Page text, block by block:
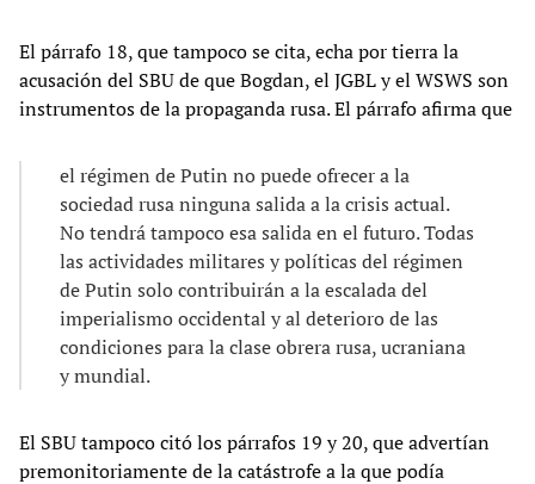
El párrafo 18, que tampoco se cita, echa por tierra la
acusación del SBU de que Bogdan, el JGBL y el WSWS son
instrumentos de la propaganda rusa. El párrafo afirma que
el régimen de Putin no puede ofrecer a la
sociedad rusa ninguna salida a la crisis actual.
No tendrá tampoco esa salida en el futuro. Todas
las actividades militares y políticas del régimen
de Putin solo contribuirán a la escalada del
imperialismo occidental y al deterioro de las
condiciones para la clase obrera rusa, ucraniana
y mundial.
El SBU tampoco citó los párrafos 19 y 20, que advertían
premonitoriamente de la catástrofe a la que podía